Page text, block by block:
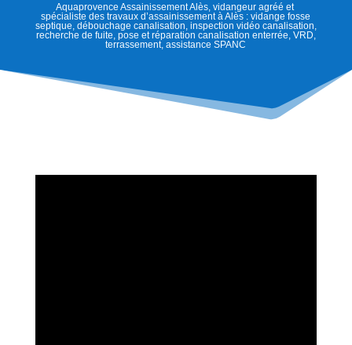
Aquaprovence Assainissement Alès, vidangeur agréé et
spécialiste des travaux d’assainissement à Alès : vidange fosse
septique, débouchage canalisation, inspection vidéo canalisation,
recherche de fuite, pose et réparation canalisation enterrée, VRD,
terrassement, assistance SPANC